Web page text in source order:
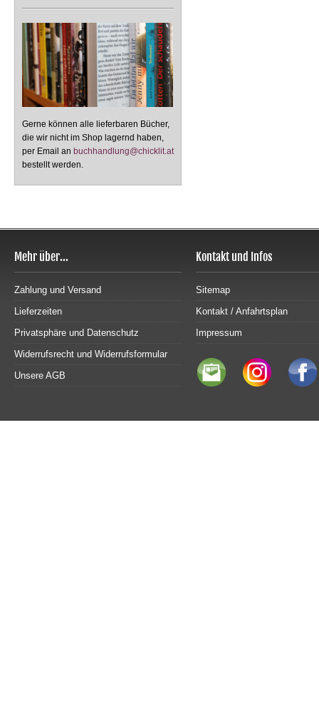
Gerne können alle lieferbaren Bücher,
die wir nicht im Shop lagernd haben,
per Email an buchhandlung@chicklit.at
bestellt werden.
Mehr über...
Zahlung und Versand
Lieferzeiten
Privatsphäre und Datenschutz
Widerrufsrecht und Widerrufsformular
Unsere AGB
Kontakt und Infos
Sitemap
Kontakt / Anfahrtsplan
Impressum